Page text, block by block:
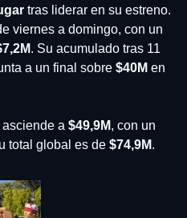
tras liderar en su estreno.
viernes a domingo, con un
. Su acumulado tras 11
a un final sobre $40M en
a $49,9M, con un
total global es de $74,9M.